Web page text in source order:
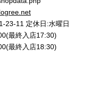
11 定休日:水曜日
最終入店17:30)
終入店18:30)